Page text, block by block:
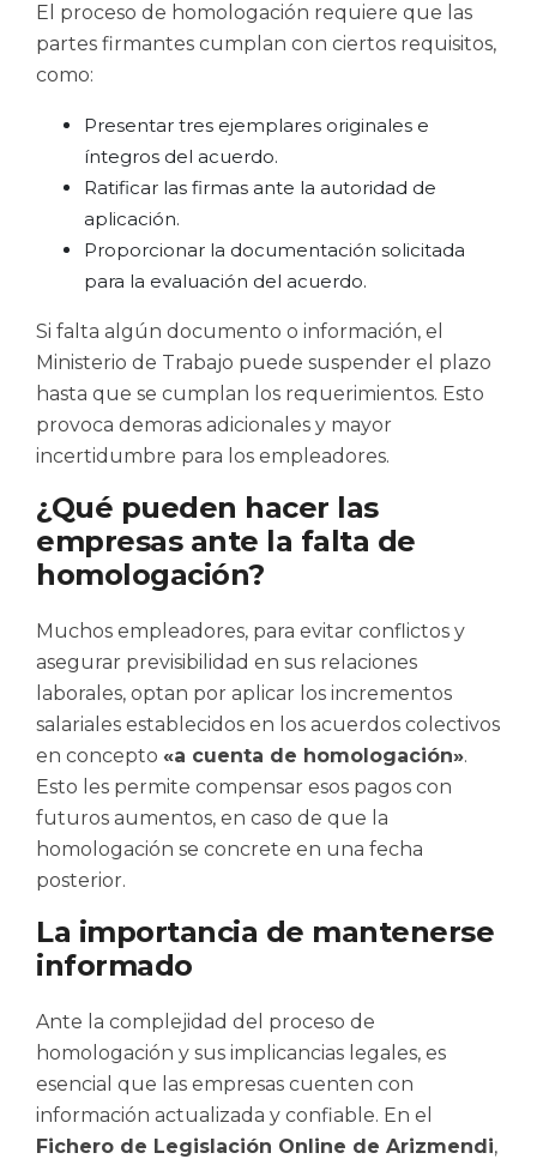
El proceso de homologación requiere que las
partes firmantes cumplan con ciertos requisitos,
como:
Presentar tres ejemplares originales e
íntegros del acuerdo.
Ratificar las firmas ante la autoridad de
aplicación.
Proporcionar la documentación solicitada
para la evaluación del acuerdo.
Si falta algún documento o información, el
Ministerio de Trabajo puede suspender el plazo
hasta que se cumplan los requerimientos. Esto
provoca demoras adicionales y mayor
incertidumbre para los empleadores.
¿Qué pueden hacer las
empresas ante la falta de
homologación?
Muchos empleadores, para evitar conflictos y
asegurar previsibilidad en sus relaciones
laborales, optan por aplicar los incrementos
salariales establecidos en los acuerdos colectivos
en concepto «a cuenta de homologación».
Esto les permite compensar esos pagos con
futuros aumentos, en caso de que la
homologación se concrete en una fecha
posterior.
La importancia de mantenerse
informado
Ante la complejidad del proceso de
homologación y sus implicancias legales, es
esencial que las empresas cuenten con
información actualizada y confiable. En el
Fichero de Legislación Online de Arizmendi,